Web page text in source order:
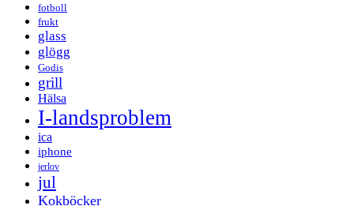
fotboll
frukt
glass
glögg
Godis
grill
Hälsa
I-landsproblem
ica
iphone
jerlov
jul
Kokböcker